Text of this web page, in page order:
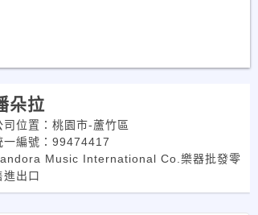
朵拉
司位置：桃園市-蘆竹區
一編號：99474417
Music International Co.樂器批發零
進出口